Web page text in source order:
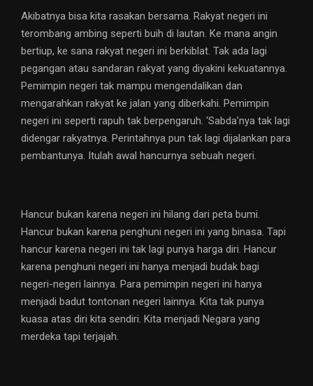
Akibatnya bisa kita rasakan bersama. Rakyat negeri ini
terombang ambing seperti buih di lautan. Ke mana angin
bertiup, ke sana rakyat negeri ini berkiblat. Tak ada lagi
pegangan atau sandaran rakyat yang diyakini kekuatannya.
Pemimpin negeri tak mampu mengendalikan dan
mengarahkan rakyat ke jalan yang diberkahi. Pemimpin
negeri ini seperti rapuh tak berpengaruh. ‘Sabda’nya tak lagi
didengar rakyatnya. Perintahnya pun tak lagi dijalankan para
pembantunya. Itulah awal hancurnya sebuah negeri.
Hancur bukan karena negeri ini hilang dari peta bumi.
Hancur bukan karena penghuni negeri ini yang binasa. Tapi
hancur karena negeri ini tak lagi punya harga diri. Hancur
karena penghuni negeri ini hanya menjadi budak bagi
negeri-negeri lainnya. Para pemimpin negeri ini hanya
menjadi badut tontonan negeri lainnya. Kita tak punya
kuasa atas diri kita sendiri. Kita menjadi Negara yang
merdeka tapi terjajah.